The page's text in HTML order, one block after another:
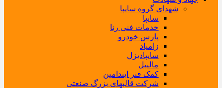
شهدای گروه سایپا
سایپا
خدمات فنی رنا
پارس خودرو
زامیاد
سایپادیزل
مالیبل
کمک فنر ایندامین
شرکت قالبهای بزرگ صنعتی